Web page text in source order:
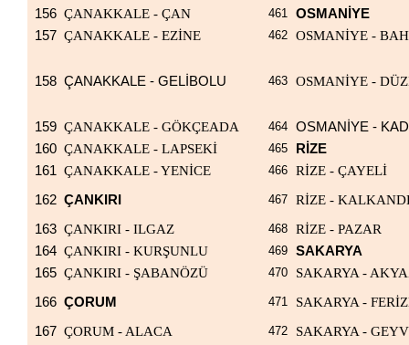
156 ÇANAKKALE - ÇAN 461
OSMANİYE
157 ÇANAKKALE - EZİNE 462 OSMANİYE -
158 ÇANAKKALE - GELİBOLU 463 OSMANİYE -
159 ÇANAKKALE - GÖKÇEADA 464
OSMANİYE -
160 ÇANAKKALE - LAPSEKİ 465
RİZE
161 ÇANAKKALE - YENİCE 466
RİZE - ÇAYELİ
162 ÇANKIRI 467
RİZE -
163 ÇANKIRI - ILGAZ 468
RİZE - PAZAR
164 ÇANKIRI - KURŞUNLU 469
SAKARYA
165 ÇANKIRI - ŞABANÖZÜ 470
SAKARYA -
166 ÇORUM 471
SAKARYA -
167 ÇORUM - ALACA 472
SAKARYA -